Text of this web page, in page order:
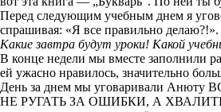
Перед следующим учебным днем я
спрашивая: «Я все правильно
Какие завтра будут уроки! Какой
В конце недели мы вместе заполнили
ей ужасно нравилось, значительно
День за днем мы уговаривали
НЕ РУГАТЬ ЗА ОШИБКИ, А ХВАЛИТЬ